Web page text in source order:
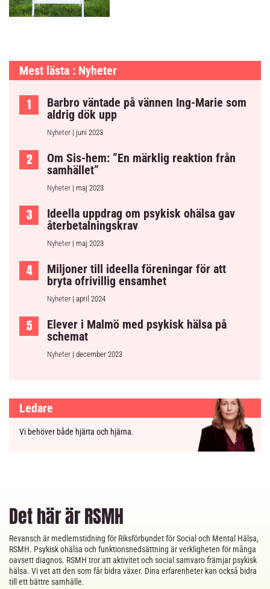
Mest lästa : Nyheter
Barbro väntade på vännen Ing-Marie som
aldrig dök upp
Nyheter | juni 2023
Om Sis-hem: ”En märklig reaktion från
samhället”
Nyheter | maj 2023
Ideella uppdrag om psykisk ohälsa gav
återbetalningskrav
Nyheter | maj 2023
Miljoner till ideella föreningar för att
bryta ofrivillig ensamhet
Nyheter | april 2024
Elever i Malmö med psykisk hälsa på
schemat
Nyheter | december 2023
Ledare
Vi behöver både hjärta och hjärna.
Det här är RSMH
Revansch är medlemstidning för Riksförbundet för Social och Mental Hälsa,
RSMH. Psykisk ohälsa och funktionsnedsättning är verkligheten för många
oavsett diagnos. RSMH tror att aktivitet och social samvaro främjar psykisk
hälsa. Vi vet att den som får bidra växer. Dina erfarenheter kan också bidra
till ett bättre samhälle.